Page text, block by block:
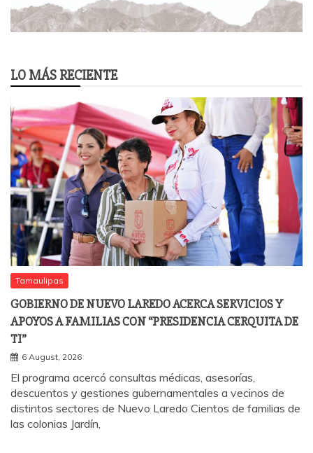
LO MÁS RECIENTE
Tamaulipas
GOBIERNO DE NUEVO LAREDO ACERCA SERVICIOS Y
APOYOS A FAMILIAS CON “PRESIDENCIA CERQUITA DE
TI”
6 August, 2026
El programa acercó consultas médicas, asesorías,
descuentos y gestiones gubernamentales a vecinos de
distintos sectores de Nuevo Laredo Cientos de familias de
las colonias Jardín,